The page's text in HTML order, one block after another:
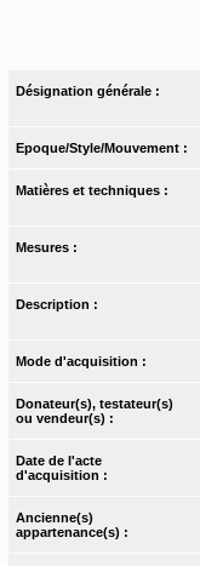
Désignation générale :
Epoque/Style/Mouvement :
Matières et techniques :
Mesures :
Description :
Mode d'acquisition :
Donateur(s), testateur(s)
ou vendeur(s) :
Date de l'acte
d'acquisition :
Ancienne(s)
appartenance(s) :